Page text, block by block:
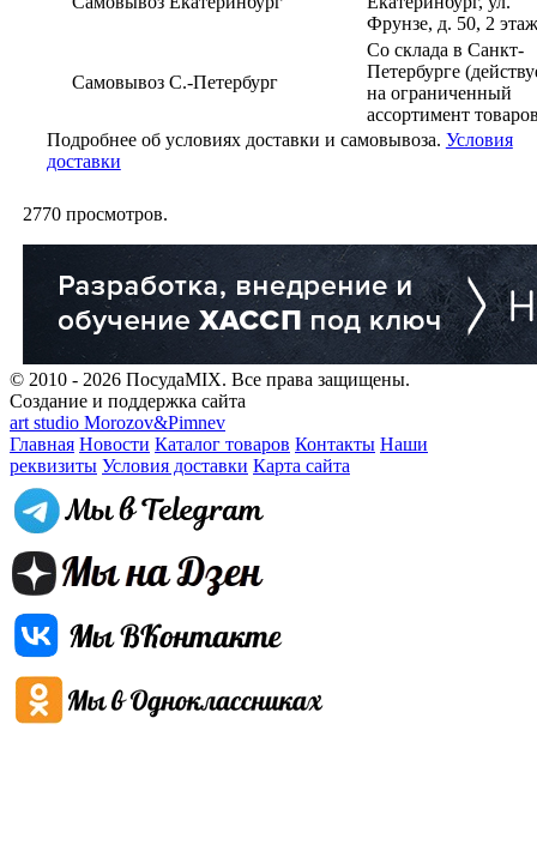
Фрунзе, д. 50, 2 этаж
Самовывоз С.-Петербург
Со склада в Санкт-
Петербурге
на ограниченный
ассортимент
Подробнее об условиях доставки и самовывоза. Условия
доставки
2770просмотров.
© 2010 - 2026 ПосудаMIX. Все права защищены.
Создание и поддержка сайта
art studio Morozov&Pimnev
Главная Новости Каталог товаров Контакты Наши
реквизиты Условия доставки Карта сайта